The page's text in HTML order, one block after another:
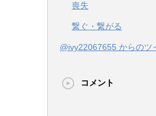
喪失
繋ぐ・繋がる
@ivy22067655 からのツ
コメント